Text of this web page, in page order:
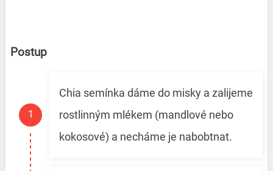
Postup
Chia semínka dáme do misky a zalijeme
rostlinným mlékem (mandlové nebo
kokosové) a necháme je nabobtnat.